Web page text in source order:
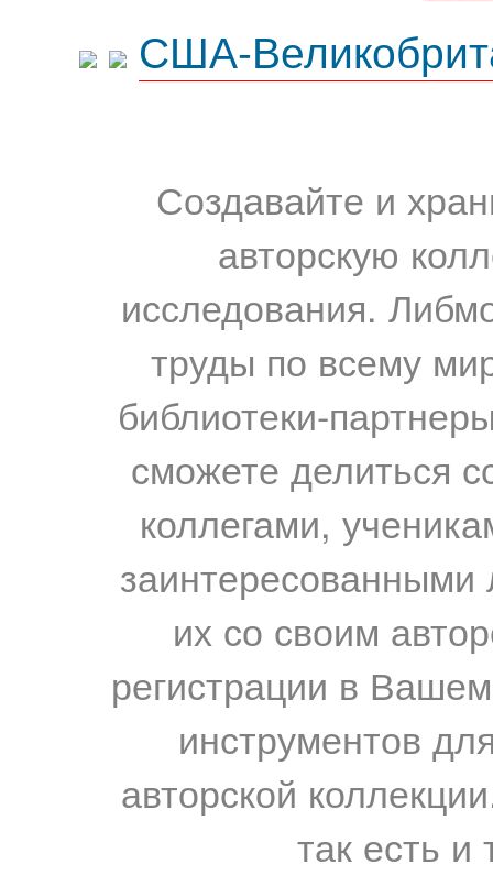
США-
Создавайте и
авторскую
исследования.
труды по всему
библиотеки-
сможете делиться
коллегами,
их со своим
регистрации в
инструментов
авторской
так есть и